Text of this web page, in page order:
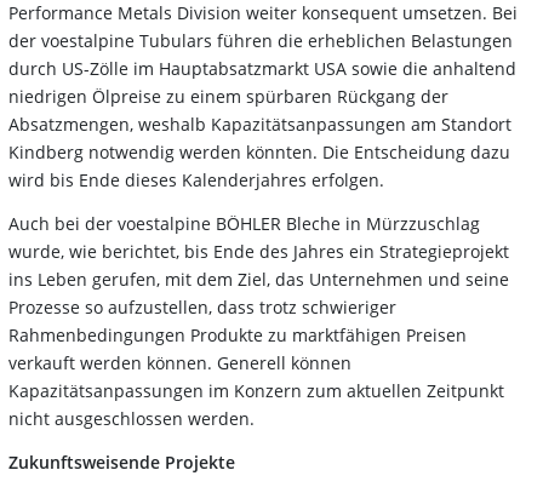
Performance Metals Division weiter konsequent umsetzen. Bei
der voestalpine Tubulars führen die erheblichen Belastungen
durch US-Zölle im Hauptabsatzmarkt USA sowie die anhaltend
niedrigen Ölpreise zu einem spürbaren Rückgang der
Absatzmengen, weshalb Kapazitätsanpassungen am Standort
Kindberg notwendig werden könnten. Die Entscheidung dazu
wird bis Ende dieses Kalenderjahres erfolgen.
Auch bei der voestalpine BÖHLER Bleche in Mürzzuschlag
wurde, wie berichtet, bis Ende des Jahres ein Strategieprojekt
ins Leben gerufen, mit dem Ziel, das Unternehmen und seine
Prozesse so aufzustellen, dass trotz schwieriger
Rahmenbedingungen Produkte zu marktfähigen Preisen
verkauft werden können. Generell können
Kapazitätsanpassungen im Konzern zum aktuellen Zeitpunkt
nicht ausgeschlossen werden.
Zukunftsweisende Projekte